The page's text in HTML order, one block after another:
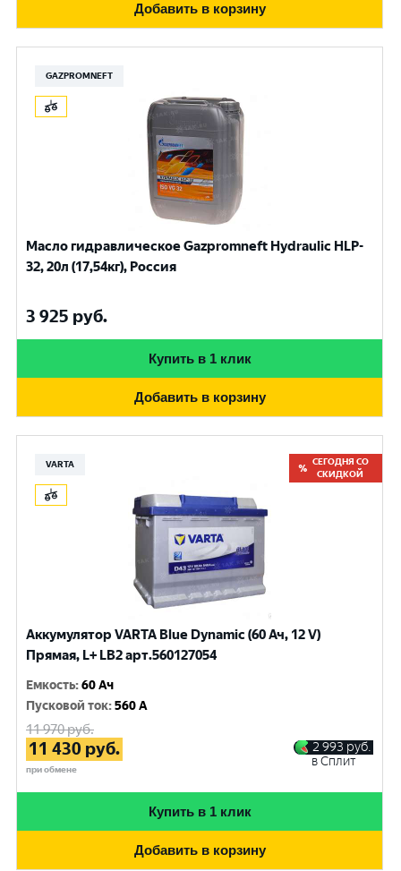
Добавить в корзину
GAZPROMNEFT
Масло гидравлическое Gazpromneft Hydraulic HLP-
32, 20л (17,54кг), Россия
3 925 руб.
Купить в 1 клик
Добавить в корзину
VARTA
СЕГОДНЯ СО
СКИДКОЙ
Аккумулятор VARTA Blue Dynamic (60 Ач, 12 V)
Прямая, L+ LB2 арт.560127054
Емкость:60 Ач
Пусковой ток:560 A
11 970руб.
11 430 руб.
при обмене
2 993 руб.
в Сплит
Купить в 1 клик
Добавить в корзину